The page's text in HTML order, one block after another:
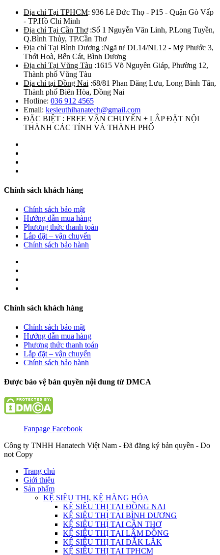
Địa chỉ Tại TPHCM: 936 Lê Đức Thọ - P15 - Quận Gò Vấp
- TP.Hồ Chí Minh
Địa chỉ Tại Cần Thơ:Số 1 Nguyễn Văn Linh, P.Long Tuyền,
Q.Bình Thủy, TP.Cần Thơ
Địa chỉ Tại Bình Dương :Ngã tư DL14/NL12 - Mỹ Phước 3,
Thới Hoà, Bến Cát, Bình Dương
Địa chỉ Tại Vũng Tàu :1615 Võ Nguyên Giáp, Phường 12,
Thành phố Vũng Tàu
Địa chỉ tại Đồng Nai :68/81 Phan Đăng Lưu, Long Bình Tân,
Thành phố Biên Hòa, Đồng Nai
Hotline: 036 912 4565
Email: kesieuthihanatech@gmail.com
ĐẶC BIỆT : FREE VẬN CHUYỂN + LẮP ĐẶT NỘI
THÀNH CÁC TỈNH VÀ THÀNH PHỐ
Chính sách khách hàng
Chính sách bảo mật
Hướng dẫn mua hàng
Phương thức thanh toán
Lắp đặt – vận chuyển
Chính sách bảo hành
Chính sách khách hàng
Chính sách bảo mật
Hướng dẫn mua hàng
Phương thức thanh toán
Lắp đặt – vận chuyển
Chính sách bảo hành
Được bảo vệ bản quyền nội dung từ DMCA
Fanpage Facebook
Công ty TNHH Hanatech Việt Nam - Đã đăng ký bản quyền - Do
not Copy
Trang chủ
Giới thiệu
Sản phẩm
KỆ SIÊU THỊ, KỆ HÀNG HÓA
KỆ SIÊU THỊ TẠI ĐỒNG NAI
KỆ SIÊU THỊ TẠI BÌNH DƯƠNG
KỆ SIÊU THỊ TẠI CẦN THƠ
KỆ SIÊU THỊ TẠI LÂM ĐỒNG
KỆ SIÊU THỊ TẠI ĐẮK LẮK
KỆ SIÊU THỊ TẠI TPHCM